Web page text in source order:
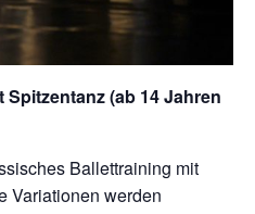
(ab 14 Jahren
Ballettraining mit
Variationen werden